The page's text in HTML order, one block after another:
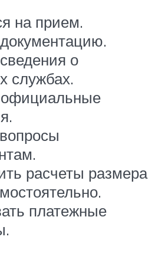
на прием.
о
службах.
расчеты размера
платежные